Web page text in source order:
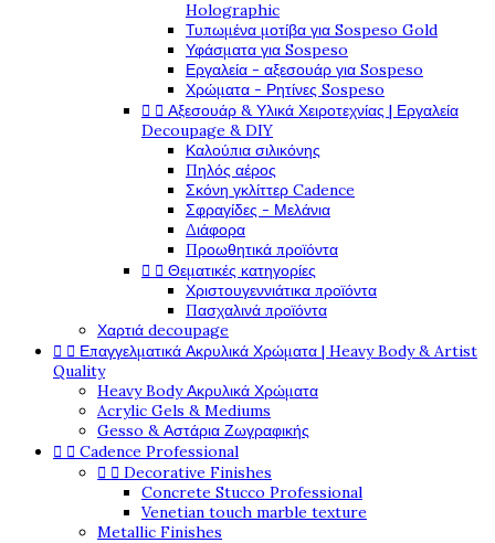
Holographic
Τυπωμένα μοτίβα για Sospeso Gold
Υφάσματα για Sospeso
Εργαλεία - αξεσουάρ για Sospeso
Χρώματα - Ρητίνες Sospeso
  Αξεσουάρ & Υλικά Χειροτεχνίας | Εργαλεία
Decoupage & DIY
Καλούπια σιλικόνης
Πηλός αέρος
Σκόνη γκλίττερ Cadence
Σφραγίδες - Μελάνια
Διάφορα
Προωθητικά προϊόντα
  Θεματικές κατηγορίες
Χριστουγεννιάτικα προϊόντα
Πασχαλινά προϊόντα
Χαρτιά decoupage
  Επαγγελματικά Ακρυλικά Χρώματα | Heavy Body & Artist
Quality
Heavy Body Ακρυλικά Χρώματα
Acrylic Gels & Mediums
Gesso & Αστάρια Ζωγραφικής
  Cadence Professional
  Decorative Finishes
Concrete Stucco Professional
Venetian touch marble texture
Metallic Finishes